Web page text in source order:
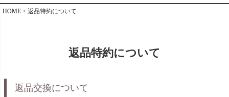
HOME 返品特約について
返品特約について
返品交換について